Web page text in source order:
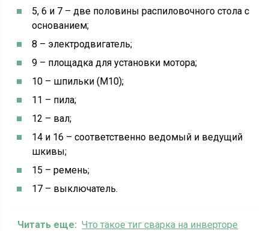
5, 6 и 7 – две половины распиловочного стола с
основанием;
8 – электродвигатель;
9 – площадка для установки мотора;
10 – шпильки (М10);
11 – пила;
12 – вал;
14 и 16 – соответственно ведомый и ведущий
шкивы;
15 – ремень;
17 – выключатель.
Читать еще: Что такое тиг сварка на инверторе